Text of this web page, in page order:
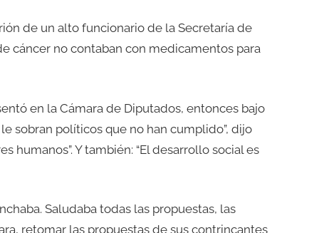
de un alto funcionario de la Secretaría de
cáncer no contaban con medicamentos para
en la Cámara de Diputados, entonces bajo
sobran políticos que no han cumplido”, dijo
humanos”. Y también: “El desarrollo social es
Saludaba todas las propuestas, las
retomar las propuestas de sus contrincantes